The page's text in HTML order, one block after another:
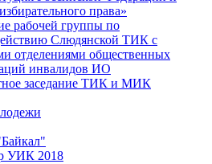
права»
рабочей группы по
Слюдянской ТИК с
отделениями общественных
инвалидов ИО
заседание ТИК и МИК
УИК 2018